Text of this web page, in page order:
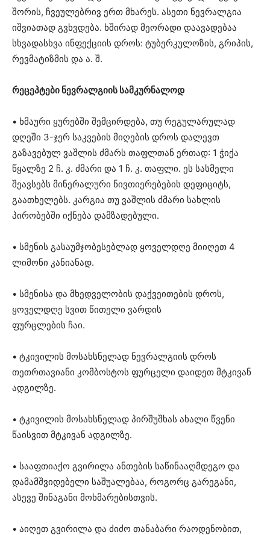
შორის, ჩვეულებრივ ერთ მხარეს. ასეთი ნევრალგია
იშვიათად გვხვდება. ხშირად მეორადი დაავადებაა
სხვადასხვა ინფექციის დროს: ტუბერკულოზის, გრიპის,
რევმატიზმის და ა. შ.
რეცეპტები ნევრალგიის სამკურნალოდ
• ხმაური ყურებში შემცირდება, თუ რეგულარულად
დღეში 3-ჯერ საკვების მიღების დროს დალევთ
გაზავებულ ვაშლის ძმარს თაფლთან ერთად: 1 ჭიქა
წყალზე 2 ჩ. კ. ძმარი და 1 ჩ. კ. თაფლი. ეს სასმელი
შეავსებს მინერალური ნივთიერებების დეფიციტს,
გაათხელებს. კარგია თუ ვაშლის ძმარი სახლის
პირობებში იქნება დამზადებული.
• სმენის გასაუმჯობესებლად ყოველდღე მიიღეთ 4
ლიმონი კანიანად.
• სმენისა და მხედველობის დაქვეითების დროს,
ყოველდღე სვით წითელი ვარდის
ფურცლების ჩაი.
• ტკივილის მოსახსნელად ნევრალგიის დროს
თეთრთავიანი კომბოსტოს ფურცელი დაიდეთ მტკივან
ადგილზე.
• ტკივილის მოსახსნელად პირშუშხას ახალი წვენი
წაისვით მტკივან ადგილზე.
• სააფთიაქო გვირილა ანთების საწინააღმდეგო და
დამამშვიდებელი საშუალებაა, როგორც გარეგანი,
ასევე შინაგანი მოხმარებისთვის.
• აიღეთ გვირილა და ძიძო თანაბარი რაოდენობით,